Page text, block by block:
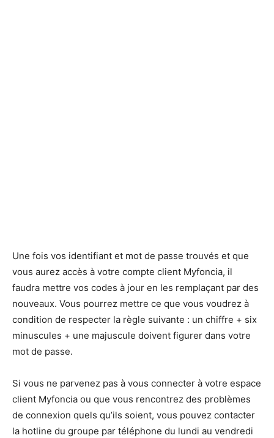
Une fois vos identifiant et mot de passe trouvés et que
vous aurez accès à votre compte client Myfoncia, il
faudra mettre vos codes à jour en les remplaçant par des
nouveaux. Vous pourrez mettre ce que vous voudrez à
condition de respecter la règle suivante : un chiffre + six
minuscules + une majuscule doivent figurer dans votre
mot de passe.
Si vous ne parvenez pas à vous connecter à votre espace
client Myfoncia ou que vous rencontrez des problèmes
de connexion quels qu’ils soient, vous pouvez contacter
la hotline du groupe par téléphone du lundi au vendredi